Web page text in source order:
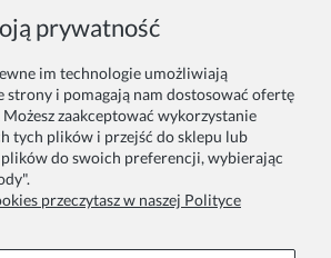
Inne
Blog
prywatność
im technologie umożliwiają
strony i pomagają nam dostosować ofertę
zaakceptować wykorzystanie
tych plików i przejść do sklepu lub
do swoich preferencji, wybierając
przeczytasz w naszej Polityce